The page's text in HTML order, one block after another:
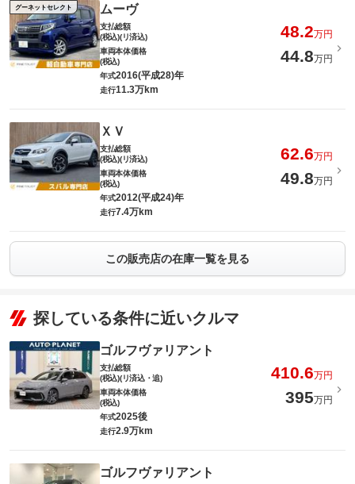
グーネットセレクト ムーヴ
支払総額
(税込)(リ済込)
48.2万円
車両本体価格
(税込)
44.8万円
年式2016(平成28)年
走行11.3万km
ＸＶ
支払総額
(税込)(リ済込)
62.6万円
車両本体価格
(税込)
49.8万円
年式2012(平成24)年
走行7.4万km
この販売店の在庫一覧を見る
探している条件に近いクルマ
ゴルフヴァリアント
支払総額
(税込)(リ済込・追)
410.6万円
車両本体価格
(税込)
395万円
年式2025後
走行2.9万km
ゴルフヴァリアント